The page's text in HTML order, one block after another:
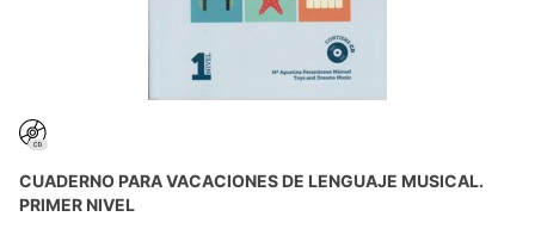
CUADERNO PARA VACACIONES DE LENGUAJE MUSICAL.
PRIMER NIVEL